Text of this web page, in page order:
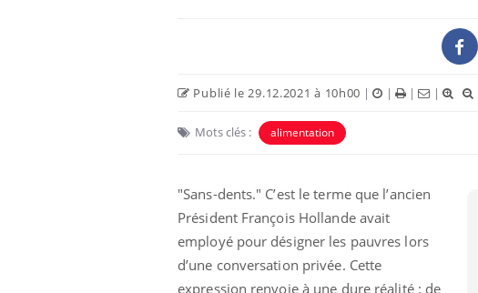
Publié le 29.12.2021 à 10h00 | | | |
Mots clés : alimentation
"Sans-dents." C’est le terme que l’ancien
Président François Hollande avait
employé pour désigner les pauvres lors
d’une conversation privée. Cette
expression renvoie à une dure réalité : de